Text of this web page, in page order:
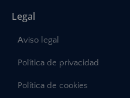
Legal
Aviso legal
Política de privacidad
Política de cookies